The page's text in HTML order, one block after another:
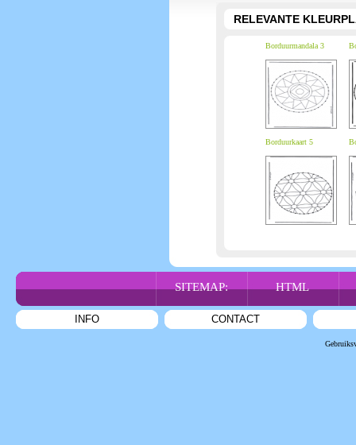
RELEVANTE
Borduurmandala 3
Borduurkaart 5
SITEMAP: HTML
INFO CONTACT